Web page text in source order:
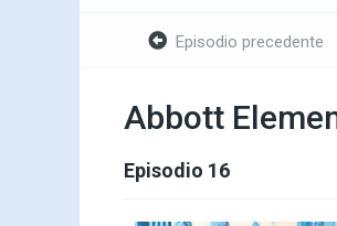
Episodio precedente
Abbott
Episodio 16